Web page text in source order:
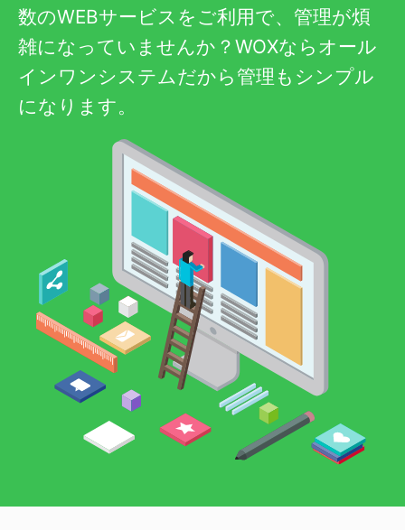
数のWEBサービスをご利用で、管理が煩
雑になっていませんか？WOXならオール
インワンシステムだから管理もシンプル
になります。